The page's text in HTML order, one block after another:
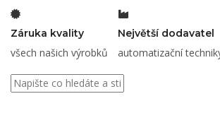
Záruka kvality
všech našich výrobků
Největší dodavatel
automatizační